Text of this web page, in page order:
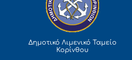
Δημοτικό Λιμενικό Ταμείο
Κορίνθου